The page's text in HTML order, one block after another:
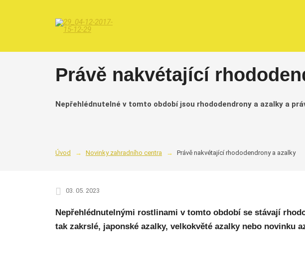
Právě nakvétající
Nepřehlédnutelné v tomto období jsou rhododendrony a azalky a
Úvod Novinky zahradního centra Právě nakvétající rhododendrony a azalky
03. 05. 2023
Nepřehlédnutelnými rostlinami v tomto období se stávají
tak zakrslé, japonské azalky, velkokvěté azalky nebo novinku